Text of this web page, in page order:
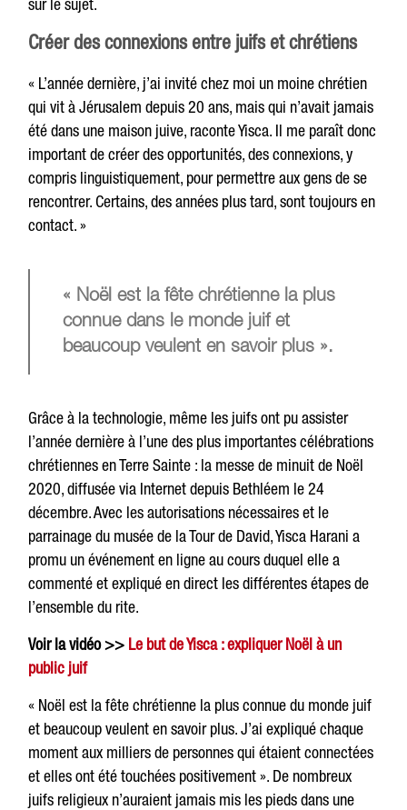
Créer des connexions entre juifs et chrétiens
« L’année dernière, j’ai invité chez moi un moine chrétien
qui vit à Jérusalem depuis 20 ans, mais qui n’avait jamais
été dans une maison juive, raconte Yisca. Il me paraît donc
important de créer des opportunités, des connexions, y
compris linguistiquement, pour permettre aux gens de se
rencontrer. Certains, des années plus tard, sont toujours en
contact. »
« Noël est la fête chrétienne la plus
connue dans le monde juif et
beaucoup veulent en savoir plus ».
Grâce à la technologie, même les juifs ont pu assister
l’année dernière à l’une des plus importantes célébrations
chrétiennes en Terre Sainte : la messe de minuit de Noël
2020, diffusée via Internet depuis Bethléem le 24
décembre. Avec les autorisations nécessaires et le
parrainage du musée de la Tour de David, Yisca Harani a
promu un événement en ligne au cours duquel elle a
commenté et expliqué en direct les différentes étapes de
l’ensemble du rite.
Voir la vidéo >> Le but de Yisca : expliquer Noël à un
public juif
« Noël est la fête chrétienne la plus connue du monde juif
et beaucoup veulent en savoir plus. J’ai expliqué chaque
moment aux milliers de personnes qui étaient connectées
et elles ont été touchées positivement ». De nombreux
juifs religieux n’auraient jamais mis les pieds dans une